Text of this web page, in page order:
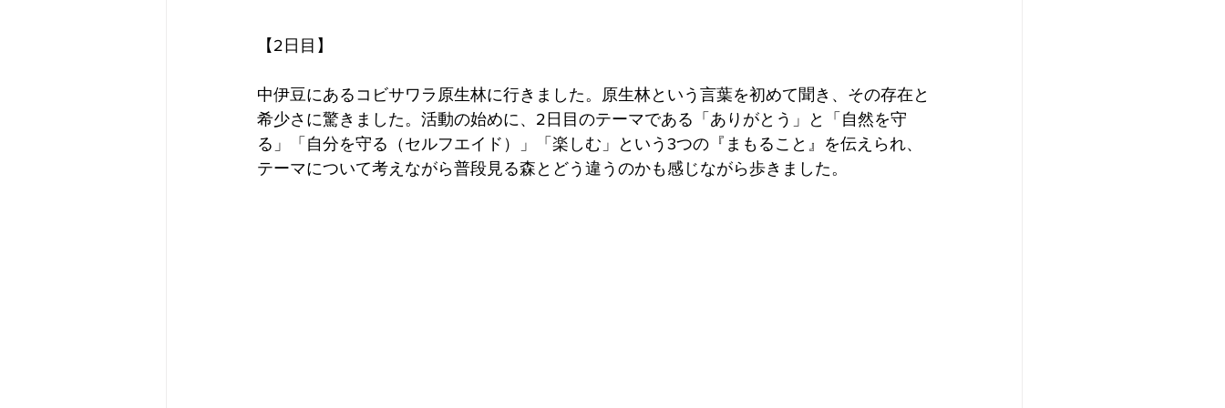
【2日目】
中伊豆にあるコビサワラ原生林に行きました。原生林という言葉を初めて聞き、その存在と
希少さに驚きました。活動の始めに、2日目のテーマである「ありがとう」と「自然を守
る」「自分を守る（セルフエイド）」「楽しむ」という3つの『まもること』を伝えられ、
テーマについて考えながら普段見る森とどう違うのかも感じながら歩きました。